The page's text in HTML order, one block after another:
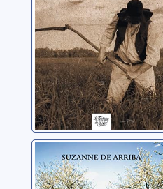
Le fils d'Yvonne
Arriba, Suzanne de